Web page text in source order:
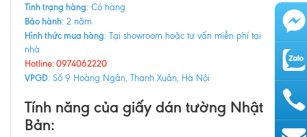
Tình trạng hàng: Có hàng
Bảo hành: 2 năm
Hình thức mua hàng: Tại showroom hoặc tư vấn miễn phí tại
nhà
Hotline: 0974062220
VPGD: Số 9 Hoàng Ngân, Thanh Xuân, Hà Nội
Tính năng của giấy dán tường Nhật
Bản: